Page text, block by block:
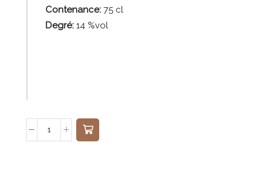
Contenance:75cl
Degré:14 %vol